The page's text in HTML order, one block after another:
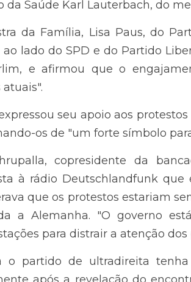
SPD e do Partido Liberal
das pessoas "era muito
expressou seu apoio aos
os de "um forte símbolo para a
que era "legítimo ir às ruas
sendo instrumentalizados pela
usando as convocações das
o partido de ultradireita tenha visto
do encontro em Potsdam, ele
com apoio de cerca de 20% dos
de centro-direita.